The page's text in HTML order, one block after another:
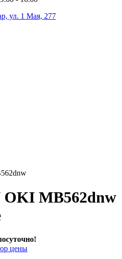
ул. 1 Мая, 277
MB562dnw
цены